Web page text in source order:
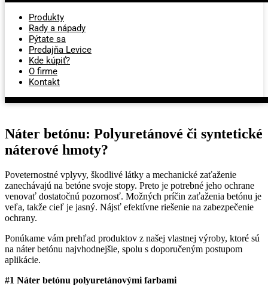
Produkty
Rady a nápady
Pýtate sa
Predajňa Levice
Kde kúpiť?
O firme
Kontakt
Náter betónu: Polyuretánové či syntetické
náterové hmoty?
Poveternostné vplyvy, škodlivé látky a mechanické zaťaženie
zanechávajú na betóne svoje stopy. Preto je potrebné jeho ochrane
venovať dostatočnú pozornosť. Možných príčin zaťaženia betónu je
veľa, takže cieľ je jasný. Nájsť efektívne riešenie na zabezpečenie
ochrany.
Ponúkame vám prehľad produktov z našej vlastnej výroby, ktoré sú
na náter betónu najvhodnejšie, spolu s doporučeným postupom
aplikácie.
#1 Náter betónu polyuretánovými farbami